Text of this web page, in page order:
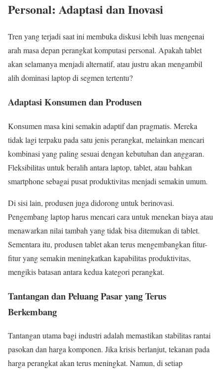
Personal: Adaptasi dan Inovasi
Tren yang terjadi saat ini membuka diskusi lebih luas mengenai
arah masa depan perangkat komputasi personal. Apakah tablet
akan selamanya menjadi alternatif, atau justru akan mengambil
alih dominasi laptop di segmen tertentu?
Adaptasi Konsumen dan Produsen
Konsumen masa kini semakin adaptif dan pragmatis. Mereka
tidak lagi terpaku pada satu jenis perangkat, melainkan mencari
kombinasi yang paling sesuai dengan kebutuhan dan anggaran.
Fleksibilitas untuk beralih antara laptop, tablet, atau bahkan
smartphone sebagai pusat produktivitas menjadi semakin umum.
Di sisi lain, produsen juga didorong untuk berinovasi.
Pengembang laptop harus mencari cara untuk menekan biaya atau
menawarkan nilai tambah yang tidak bisa ditemukan di tablet.
Sementara itu, produsen tablet akan terus mengembangkan fitur-
fitur yang semakin meningkatkan kapabilitas produktivitas,
mengikis batasan antara kedua kategori perangkat.
Tantangan dan Peluang Pasar yang Terus
Berkembang
Tantangan utama bagi industri adalah memastikan stabilitas rantai
pasokan dan harga komponen. Jika krisis berlanjut, tekanan pada
harga perangkat akan terus meningkat. Namun, di setiap